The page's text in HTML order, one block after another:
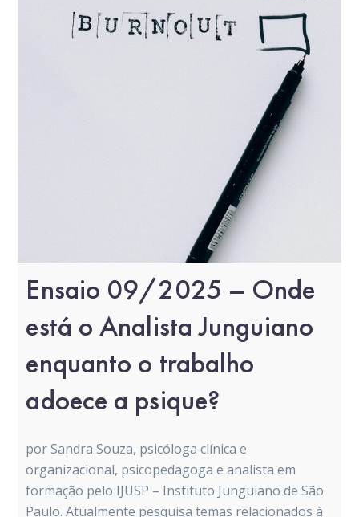
Ensaio 09/2025 – Onde
está o Analista Junguiano
enquanto o trabalho
adoece a psique?
por Sandra Souza, psicóloga clínica e
organizacional, psicopedagoga e analista em
formação pelo IJUSP – Instituto Junguiano de São
Paulo. Atualmente pesquisa temas relacionados à